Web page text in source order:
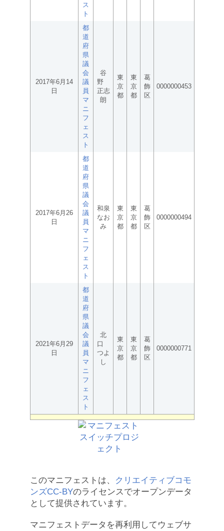
ス
ト
2017年6月14
日
都
道
府
県
議
会
議
員
マ
ニ
フ
ェ
ス
ト
谷
野
正志
朗
東
京
都
東
京
都
葛
飾
区
0000000453
2017年6月26
日
都
道
府
県
議
会
議
員
マ
ニ
フ
ェ
ス
ト
和泉
なお
み
東
京
都
東
京
都
葛
飾
区
0000000494
2021年6月29
日
都
道
府
県
議
会
議
員
マ
ニ
フ
ェ
ス
ト
北
口
つよ
し
東
京
都
東
京
都
葛
飾
区
0000000771
このマニフェストは、
クリエイティブコモ
ンズCC-BYのライセンスでオープンデータ
として提供されています。
マニフェストデータを再利用してウェブサ